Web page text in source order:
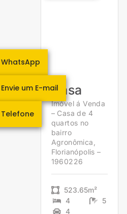
Casa
Imóvel á Venda
– Casa de 4
quartos no
bairro
Agronômica,
Florianópolis –
1960226
523.65m²
4
5
4
WhatsApp
Envie um E-mail
Telefone